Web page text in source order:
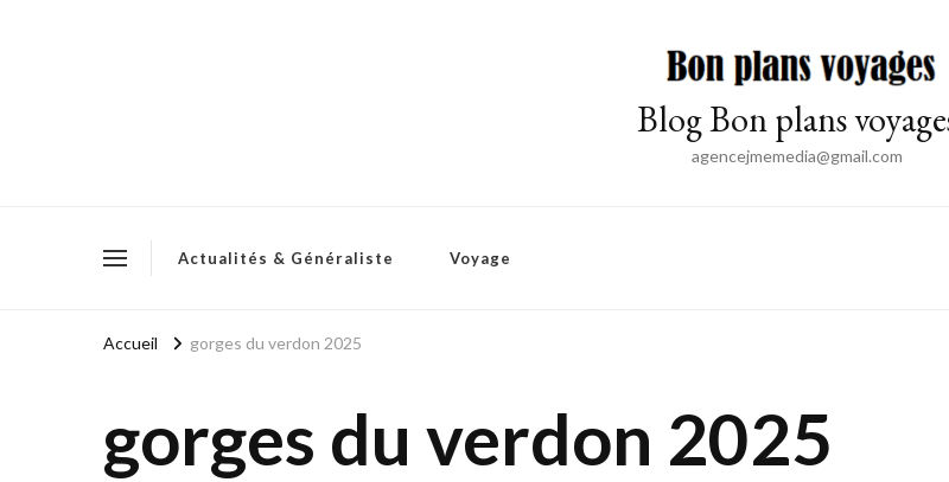
Blog Bon plans
agencejmemedia@gmail.com
Actualités & Généraliste Voyage
Accueil gorges du verdon 2025
gorges du verdon 2025